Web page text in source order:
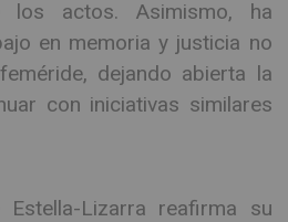
los actos. Asimismo, ha
en memoria y justicia no
dejando abierta la
con iniciativas similares
Estella-Lizarra reafirma su